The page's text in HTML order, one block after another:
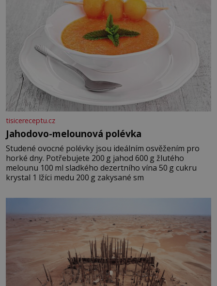
tisicereceptu.cz
Jahodovo-melounová polévka
Studené ovocné polévky jsou ideálním osvěžením pro
horké dny. Potřebujete 200 g jahod 600 g žlutého
melounu 100 ml sladkého dezertního vína 50 g cukru
krystal 1 lžíci medu 200 g zakysané sm